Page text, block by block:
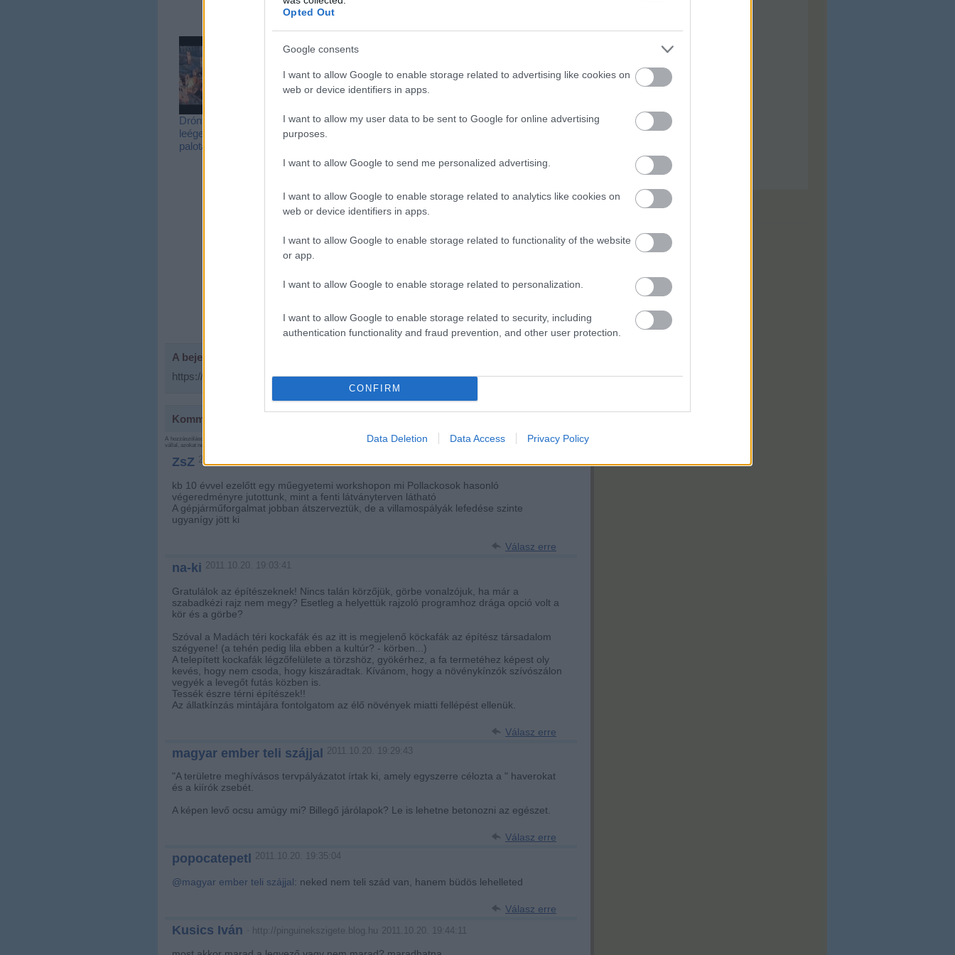
Opted Out
Google consents
I want to allow Google to enable storage related to advertising like cookies on
web or device identifiers in apps.
I want to allow my user data to be sent to Google for online advertising
purposes.
I want to allow Google to send me personalized advertising.
I want to allow Google to enable storage related to analytics like cookies on
web or device identifiers in apps.
I want to allow Google to enable storage related to functionality of the website
or app.
I want to allow Google to enable storage related to personalization.
I want to allow Google to enable storage related to security, including
authentication functionality and fraud prevention, and other user protection.
CONFIRM
Data Deletion Data Access Privacy Policy
van? Itt a
válasz!
menten
Drónfelvétel a
leégett köröndi
palotáról
A bejegyzés trackback címe:
https://urbanista.blog.hu/api/trackback/id/3316962
Kommentek:
A hozzászólások a értelmében felhasználói tartalomnak minősülnek, értük aszolgáltatás technikaiüzemeltetője semmilyen felelősséget nem
vállal, azokat nem ellenőrzi. Kifogás esetén forduljon a blog szerkesztőjéhez. Részletek a
Felhasználási feltételekben adatvédelmi tájékoztatóban
ZsZ 2011.10.20. 19:02:21
kb 10 évvel ezelőtt egy műegyetemi workshopon mi Pollackosok hasonló
végeredményre jutottunk, mint a fenti látványterven látható
A gépjárműforgalmat jobban átszerveztük, de a villamospályák lefedése szinte
ugyanígy jött ki
Válasz erre
na-ki 2011.10.20. 19:03:41
Gratulálok az építészeknek! Nincs talán körzőjük, görbe vonalzójuk, ha már a
szabadkézi rajz nem megy? Esetleg a helyettük rajzoló programhoz drága opció volt a
kör és a görbe?
Szóval a Madách téri kockafák és az itt is megjelenő köckafák az építész társadalom
szégyene! (a tehén pedig lila ebben a kultúr? - körben...)
A telepített kockafák légzőfelülete a törzshöz, gyökérhez, a fa termetéhez képest oly
kevés, hogy nem csoda, hogy kiszáradtak. Kívánom, hogy a növénykínzók szívószálon
vegyék a levegőt futás közben is.
Tessék észre térni építészek!!
Az állatkínzás mintájára fontolgatom az élő növények miatti fellépést ellenük.
Válasz erre
magyar ember teli szájjal 2011.10.20. 19:29:43
"A területre meghívásos tervpályázatot írtak ki, amely egyszerre célozta a " haverokat
és a kiírók zsebét.
A képen levő ocsu amúgy mi? Billegő járólapok? Le is lehetne betonozni az egészet.
Válasz erre
popocatepetl 2011.10.20. 19:35:04
@magyar ember teli szájjal: neked nem teli szád van, hanem büdös lehelleted
Válasz erre
Kusics Iván http://pinguinekszigete.blog.hu 2011.10.20. 19:44:11
2014 március (92)
(88
2014 január (97
2013 december
2013 október
31
...
Feedek
RSS 2.0
bejegyzések,kommentek
bejegyzések,kommentek